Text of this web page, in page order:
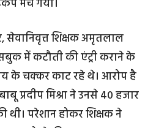
मच गया।
सेवानिवृत्त शिक्षक अमृतलाल
में कटौती की एंट्री कराने के
के चक्कर काट रहे थे। आरोप है
प्रदीप मिश्रा ने उनसे 40 हजार
थी। परेशान होकर शिक्षक ने